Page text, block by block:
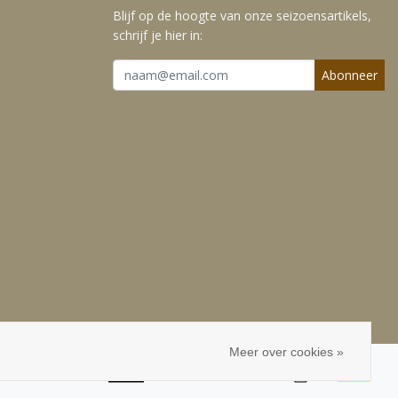
Blijf op de hoogte van onze seizoensartikels,
schrijf je hier in:
Abonneer
Meer over cookies »